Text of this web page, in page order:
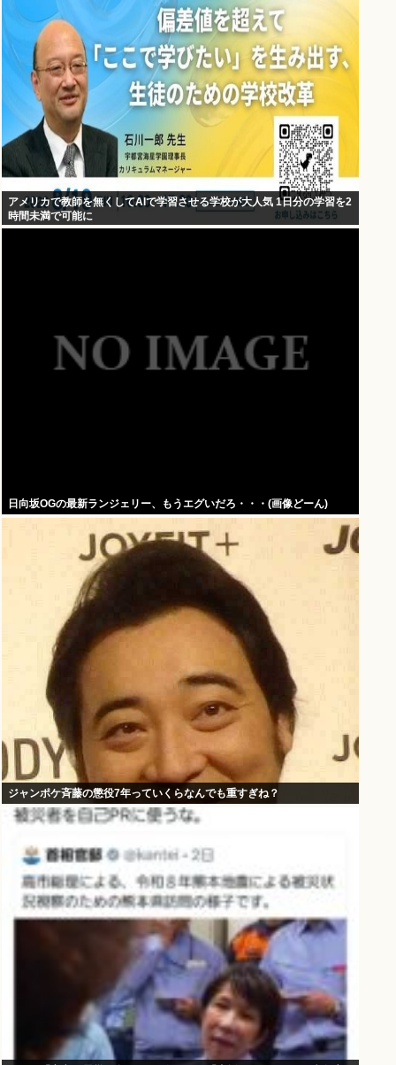
アメリカで教師を無くしてAIで学習させる学校が大人気 1日分の学習を2
時間未満で可能に
日向坂OGの最新ランジェリー、もうエグいだろ・・・(画像どーん)
ジャンポケ斉藤の懲役7年っていくらなんでも重すぎね？